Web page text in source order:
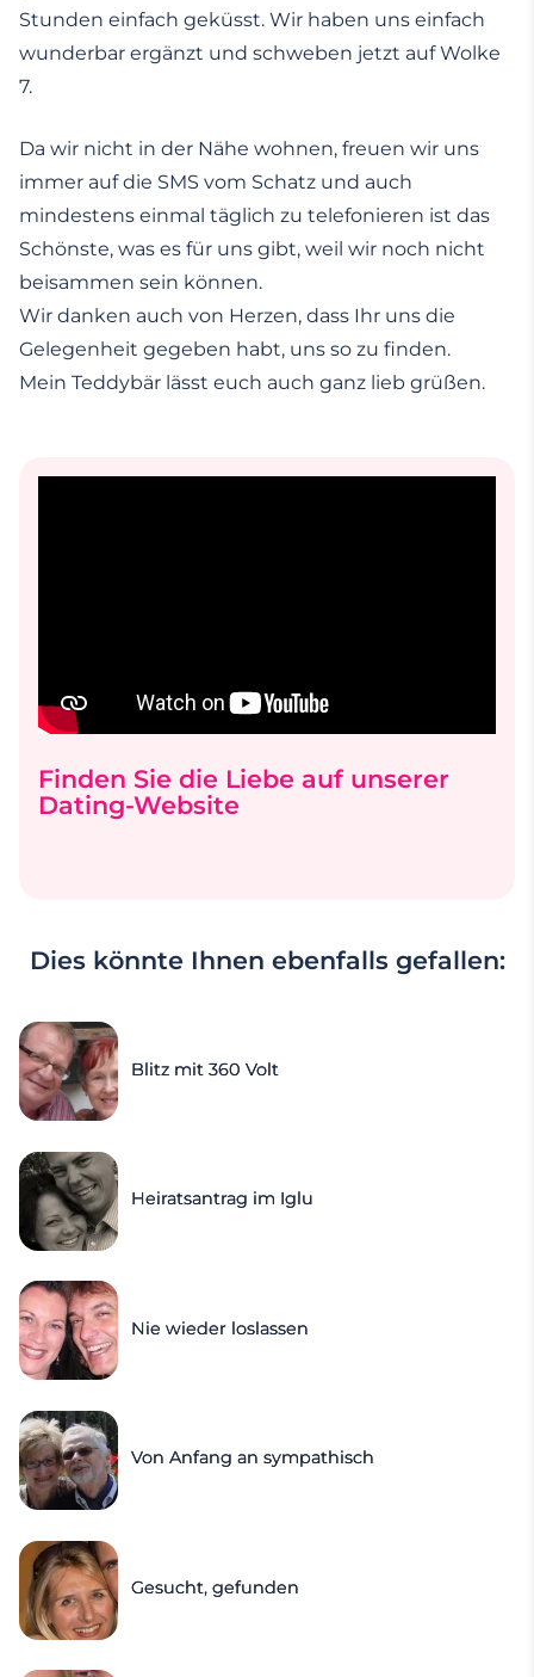
Stunden einfach geküsst. Wir haben uns einfach
wunderbar ergänzt und schweben jetzt auf Wolke
7.
Da wir nicht in der Nähe wohnen, freuen wir uns
immer auf die SMS vom Schatz und auch
mindestens einmal täglich zu telefonieren ist das
Schönste, was es für uns gibt, weil wir noch nicht
beisammen sein können.
Wir danken auch von Herzen, dass Ihr uns die
Gelegenheit gegeben habt, uns so zu finden.
Mein Teddybär lässt euch auch ganz lieb grüßen.
Finden Sie die Liebe auf unserer
Dating-Website
Dies könnte Ihnen ebenfalls gefallen:
Blitz mit 360 Volt
Heiratsantrag im Iglu
Nie wieder loslassen
Von Anfang an sympathisch
Gesucht, gefunden